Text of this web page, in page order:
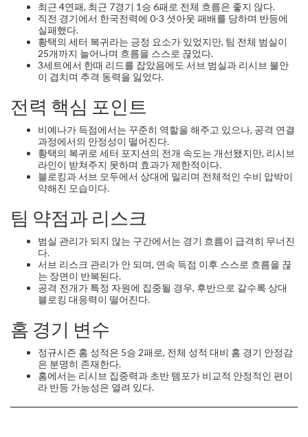
최근 4연패, 최근 7경기 1승 6패로 전체 흐름은 좋지 않다.
직전 경기에서 한국전력에 0-3 셧아웃 패배를 당하며 반등에
실패했다.
황택의 세터 복귀라는 긍정 요소가 있었지만, 팀 전체 범실이
25개까지 늘어나며 흐름을 스스로 끊었다.
3세트에서 한때 리드를 잡았음에도 서브 범실과 리시브 불안
이 겹치며 추격 동력을 잃었다.
전력 핵심 포인트
비예나가 득점에서는 꾸준히 역할을 해주고 있으나, 공격 연결
과정에서의 안정성이 떨어진다.
황택의 복귀로 세터 포지션의 전개 속도는 개선됐지만, 리시브
라인이 받쳐주지 못하며 효과가 제한적이다.
블로킹과 서브 모두에서 상대에 밀리며 전체적인 수비 압박이
약해진 모습이다.
팀 약점과 리스크
범실 관리가 되지 않는 구간에서는 경기 흐름이 급격히 무너진
다.
서브 리스크 관리가 안 되며, 연속 득점 이후 스스로 흐름을 끊
는 장면이 반복된다.
공격 전개가 특정 자원에 집중될 경우, 후반으로 갈수록 상대
블로킹 대응력이 떨어진다.
홈 경기 변수
정규시즌 홈 성적은 5승 2패로, 전체 성적 대비 홈 경기 안정감
은 분명히 존재한다.
홈에서는 리시브 집중력과 초반 템포가 비교적 안정적인 편이
라 반등 가능성은 열려 있다.